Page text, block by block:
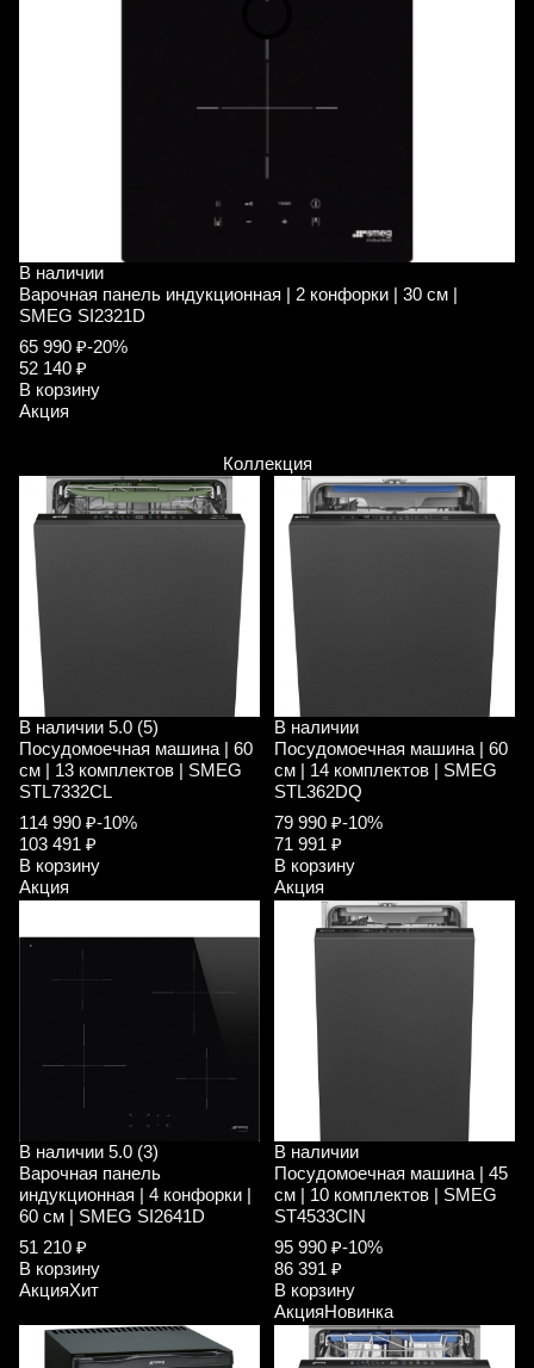
В наличии
Варочная панель индукционная | 2 конфорки | 30 см |
SMEG SI2321D
65 990 ₽-20%
52 140 ₽
В корзину
Акция
Коллекция
В наличии 5.0 (5)
Посудомоечная машина | 60
см | 13 комплектов | SMEG
STL7332CL
114 990 ₽-10%
103 491 ₽
В корзину
Акция
В наличии
Посудомоечная машина | 60
см | 14 комплектов | SMEG
STL362DQ
79 990 ₽-10%
71 991 ₽
В корзину
Акция
В наличии 5.0 (3)
Варочная панель
индукционная | 4 конфорки |
60 см | SMEG SI2641D
51 210 ₽
В корзину
АкцияХит
В наличии
Посудомоечная машина | 45
см | 10 комплектов | SMEG
ST4533CIN
95 990 ₽-10%
86 391 ₽
В корзину
АкцияНовинка